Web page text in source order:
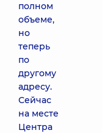
полном
объеме,
но
теперь
по
другому
адресу.
Сейчас
на месте
Центра